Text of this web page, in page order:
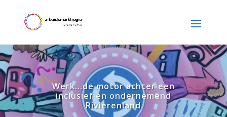
Werk...de motor achter een
inclusief en ondernemend
Rivierenland